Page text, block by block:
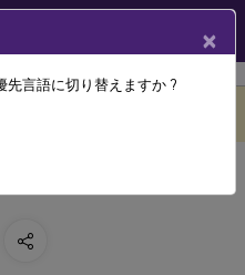
ーティング
×
言語に切り替えますか ?